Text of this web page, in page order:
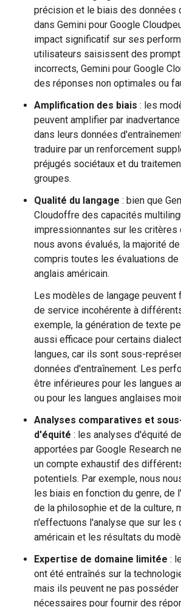
précision et le biais des données
dans Gemini pour Google
impact significatif sur ses
utilisateurs saisissent des
incorrects, Gemini pour Google
des réponses non optimales ou
Amplification des biais : les
peuvent amplifier par
dans leurs données
traduire par un renforcement
préjugés sociétaux et du
groupes.
Qualité du langage : bien que
Cloudoffre des capacités
impressionnantes sur les critères
nous avons évalués, la majorité
compris toutes les évaluations
anglais américain.
Les modèles de langage peuvent
de service incohérente à
exemple, la génération de texte
aussi efficace pour certains
langues, car ils sont sous-
données d'entraînement. Les
être inférieures pour les langues
ou pour les langues anglaises
Analyses comparatives et
d'équité : les analyses d'équité
apportées par Google Research
un compte exhaustif des
potentiels. Par exemple, nous
les biais en fonction du genre, de
de la philosophie et de la culture,
n'effectuons l'analyse que sur les
américain et les résultats du
Expertise de domaine limitée :
ont été entraînés sur la
mais ils peuvent ne pas
nécessaires pour fournir des